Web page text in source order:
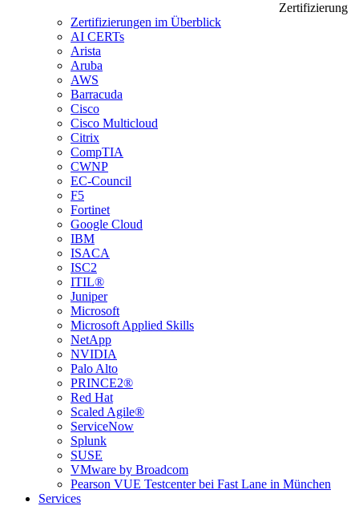
Zertifizierung
Zertifizierungen im Überblick
AI CERTs
Arista
Aruba
AWS
Barracuda
Cisco
Cisco Multicloud
Citrix
CompTIA
CWNP
EC-Council
F5
Fortinet
Google Cloud
IBM
ISACA
ISC2
ITIL®
Juniper
Microsoft
Microsoft Applied Skills
NetApp
NVIDIA
Palo Alto
PRINCE2®
Red Hat
Scaled Agile®
ServiceNow
Splunk
SUSE
VMware by Broadcom
Pearson VUE Testcenter bei Fast Lane in München
Services